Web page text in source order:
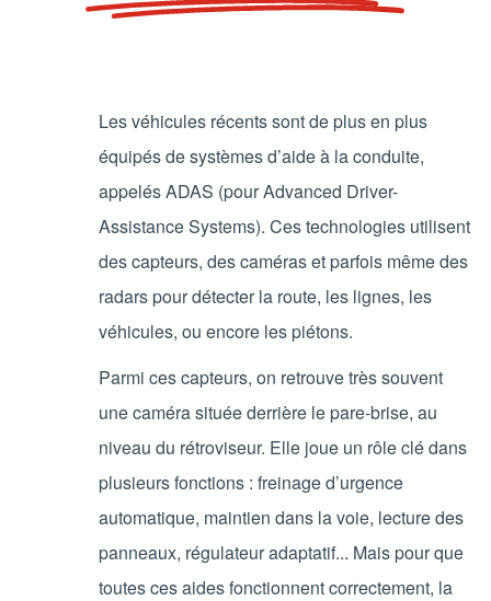
Les véhicules récents sont de plus en plus
équipés de systèmes d’aide à la conduite,
appelés ADAS (pour Advanced Driver-
Assistance Systems). Ces technologies utilisent
des capteurs, des caméras et parfois même des
radars pour détecter la route, les lignes, les
véhicules, ou encore les piétons.
Parmi ces capteurs, on retrouve très souvent
une caméra située derrière le pare-brise, au
niveau du rétroviseur. Elle joue un rôle clé dans
plusieurs fonctions : freinage d’urgence
automatique, maintien dans la voie, lecture des
panneaux, régulateur adaptatif... Mais pour que
toutes ces aides fonctionnent correctement, la